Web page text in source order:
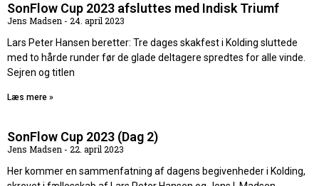
SonFlow Cup 2023 afsluttes med Indisk Triumf
Jens Madsen
24. april 2023
Lars Peter Hansen beretter: Tre dages skakfest i Kolding sluttede
med to hårde runder før de glade deltagere spredtes for alle vinde.
Sejren og titlen
Læs mere »
SonFlow Cup 2023 (Dag 2)
Jens Madsen
22. april 2023
Her kommer en sammenfatning af dagens begivenheder i Kolding,